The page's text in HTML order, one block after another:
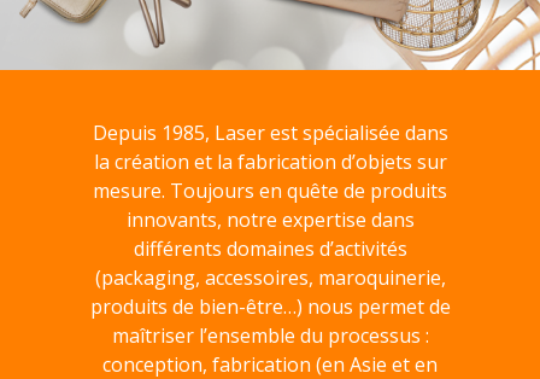
Depuis 1985, Laser est spécialisée dans
la création et la fabrication d’objets sur
mesure. Toujours en quête de produits
innovants, notre expertise dans
différents domaines d’activités
(packaging, accessoires, maroquinerie,
produits de bien-être…) nous permet de
maîtriser l’ensemble du processus :
conception, fabrication (en Asie et en